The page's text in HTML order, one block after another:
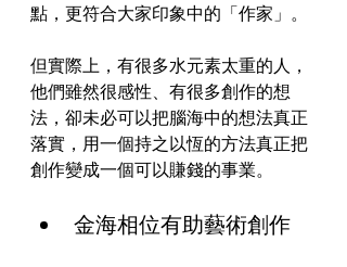
點，更符合大家印象中的「作家」。
但實際上，有很多水元素太重的人，
他們雖然很感性、有很多創作的想
法，卻未必可以把腦海中的想法真正
落實，用一個持之以恆的方法真正把
創作變成一個可以賺錢的事業。
金海相位有助藝術創作